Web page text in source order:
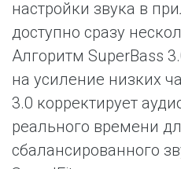
настройки звука в
доступно сразу
Алгоритм SuperBass
на усиление низких
3.0 корректирует
реального времени
сбалансированного